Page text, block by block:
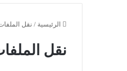
الرئيسية / نقل
نقل